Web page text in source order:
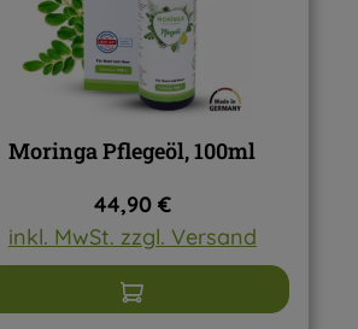
Moringa Pflegeöl, 100ml
Regulärer Preis:
44,90 €
inkl. MwSt. zzgl. Versand
In den Warenkorb